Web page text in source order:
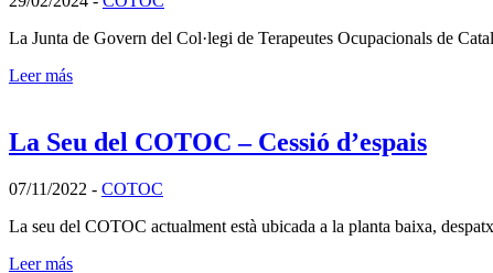
La Junta de Govern del Col·legi de Terapeutes Ocupacionals de
Leer más
La Seu del COTOC – Cessió d’espais
07/11/2022 - COTOC
La seu del COTOC actualment està ubicada a la planta baixa,
Leer más